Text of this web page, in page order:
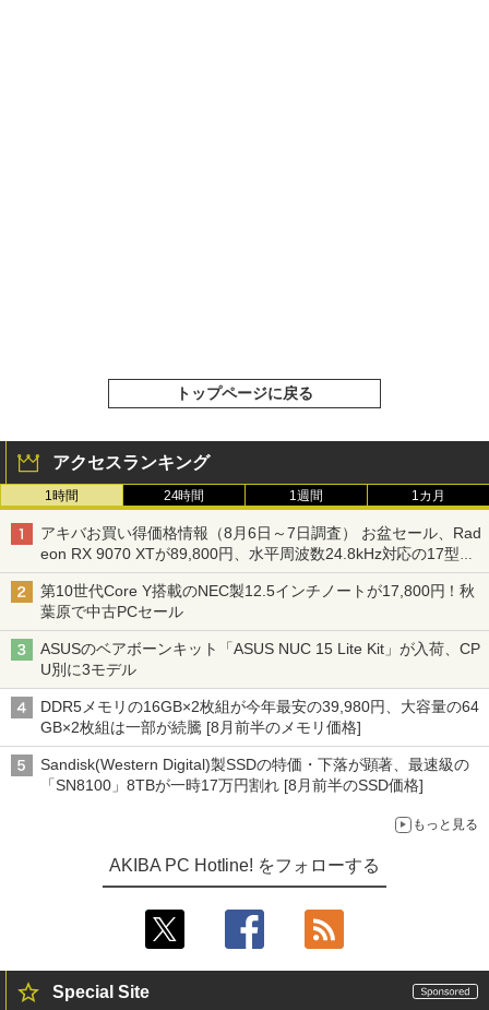
トップページに戻る
アクセスランキング
1時間 24時間 1週間 1カ月
アキバお買い得価格情報（8月6日～7日調査） お盆セール、Rad
eon RX 9070 XTが89,800円、水平周波数24.8kHz対応の17型モ
ニターが9,801円、暑さ指数連動セール ほか
第10世代Core Y搭載のNEC製12.5インチノートが17,800円！秋
葉原で中古PCセール
ASUSのベアボーンキット「ASUS NUC 15 Lite Kit」が入荷、CP
U別に3モデル
DDR5メモリの16GB×2枚組が今年最安の39,980円、大容量の64
GB×2枚組は一部が続騰 [8月前半のメモリ価格]
Sandisk(Western Digital)製SSDの特価・下落が顕著、最速級の
「SN8100」8TBが一時17万円割れ [8月前半のSSD価格]
もっと見る
AKIBA PC Hotline! をフォローする
Special Site